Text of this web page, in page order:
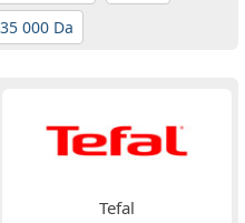
000 Da
Tefal